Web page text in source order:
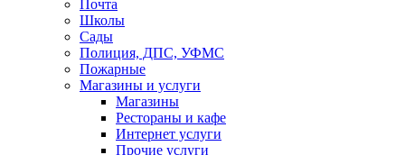
Почта
Школы
Сады
Полиция, ДПС, УФМС
Пожарные
Магазины и услуги
Магазины
Рестораны и кафе
Интернет услуги
Прочие услуги